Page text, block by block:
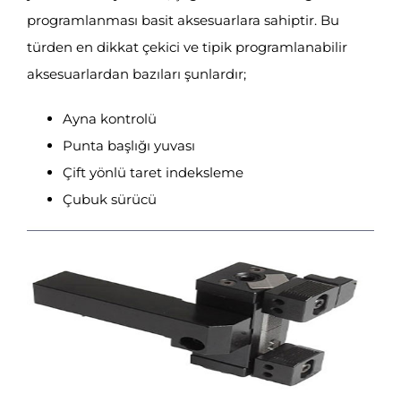
programlanması basit aksesuarlara sahiptir. Bu
türden en dikkat çekici ve tipik programlanabilir
aksesuarlardan bazıları şunlardır;
Ayna kontrolü
Punta başlığı yuvası
Çift yönlü taret indeksleme
Çubuk sürücü